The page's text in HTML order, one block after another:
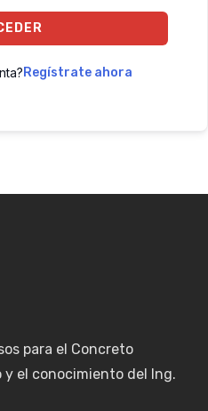
Regístrate ahora
para el Concreto
y el conocimiento del Ing.